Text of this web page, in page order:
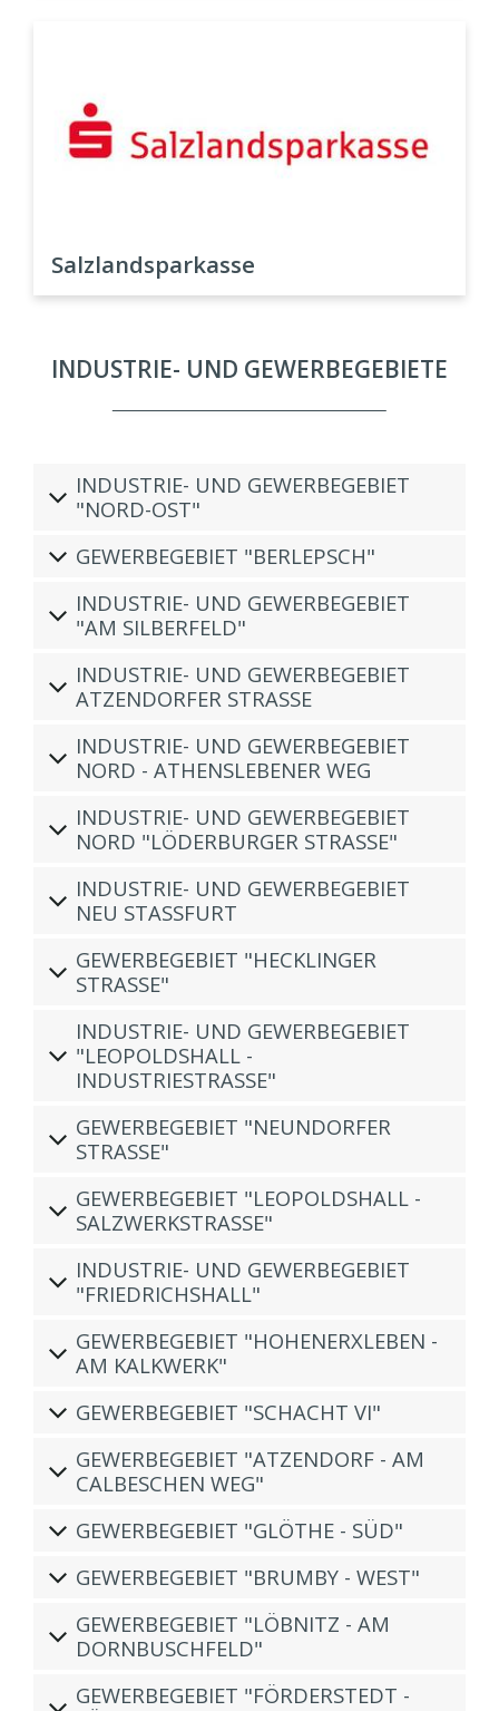
Salzlandsparkasse
INDUSTRIE- UND GEWERBEGEBIETE
INDUSTRIE- UND GEWERBEGEBIET
"NORD-OST"
GEWERBEGEBIET "BERLEPSCH"
INDUSTRIE- UND GEWERBEGEBIET
"AM SILBERFELD"
INDUSTRIE- UND GEWERBEGEBIET
ATZENDORFER STRASSE
INDUSTRIE- UND GEWERBEGEBIET
NORD - ATHENSLEBENER WEG
INDUSTRIE- UND GEWERBEGEBIET
NORD "LÖDERBURGER STRASSE"
INDUSTRIE- UND GEWERBEGEBIET
NEU STASSFURT
GEWERBEGEBIET "HECKLINGER
STRASSE"
INDUSTRIE- UND GEWERBEGEBIET
"LEOPOLDSHALL -
INDUSTRIESTRASSE"
GEWERBEGEBIET "NEUNDORFER
STRASSE"
GEWERBEGEBIET "LEOPOLDSHALL -
SALZWERKSTRASSE"
INDUSTRIE- UND GEWERBEGEBIET
"FRIEDRICHSHALL"
GEWERBEGEBIET "HOHENERXLEBEN -
AM KALKWERK"
GEWERBEGEBIET "SCHACHT VI"
GEWERBEGEBIET "ATZENDORF - AM
CALBESCHEN WEG"
GEWERBEGEBIET "GLÖTHE - SÜD"
GEWERBEGEBIET "BRUMBY - WEST"
GEWERBEGEBIET "LÖBNITZ - AM
DORNBUSCHFELD"
GEWERBEGEBIET "FÖRDERSTEDT -